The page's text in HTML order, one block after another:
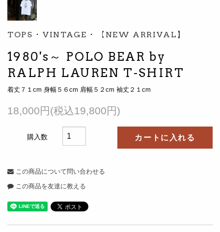
TOPS ･VINTAGE ･ 【NEW ARRIVAL】
1980's～ POLO BEAR by
RALPH LAUREN T-SHIRT
着丈７１cm 身幅５６cm 肩幅５２cm 袖丈２１cm
18,000円(税込19,800円)
購入数 カートに入れる
この商品について問い合わせる
この商品を友達に教える